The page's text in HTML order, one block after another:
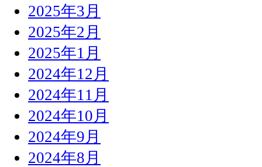
2025年3月
2025年2月
2025年1月
2024年12月
2024年11月
2024年10月
2024年9月
2024年8月